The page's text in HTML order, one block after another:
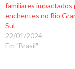
familiares impactados
enchentes no Rio
Sul
22/01/2024
Em "Brasil"